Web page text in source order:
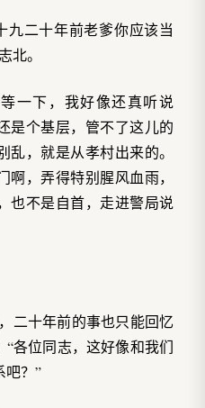
九二十年前老爹你应该当
北。
一下，我好像还真听说
是个基层，管不了这儿的
，就是从孝村出来的。
，弄得特别腥风血雨，
也不是自首，走进警局说
二十年前的事也只能回忆
“各位同志，这好像和我们
吧？”